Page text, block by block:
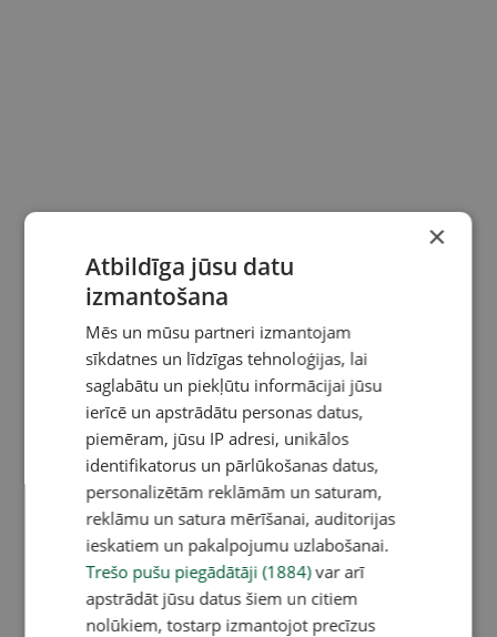
×
Atbildīga jūsu datu
izmantošana
Mēs un mūsu partneri izmantojam
sīkdatnes un līdzīgas tehnoloģijas, lai
saglabātu un piekļūtu informācijai jūsu
ierīcē un apstrādātu personas datus,
piemēram, jūsu IP adresi, unikālos
identifikatorus un pārlūkošanas datus,
personalizētām reklāmām un saturam,
reklāmu un satura mērīšanai, auditorijas
ieskatiem un pakalpojumu uzlabošanai.
Trešo pušu piegādātāji (1884)var arī
apstrādāt jūsu datus šiem un citiem
nolūkiem, tostarp izmantojot precīzus